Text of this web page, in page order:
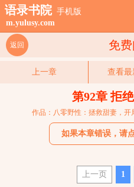
语录书院 手机版
m.yulusy.com
免
返回
上一章 查看
第92章 拒
作品：八零野性：拯救甜妻，开
如果本章错误，请
上一页 1